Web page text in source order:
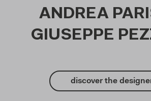
ANDREA
GIUSEPPE
discover the